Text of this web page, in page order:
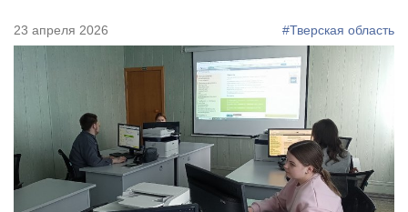
23 апреля 2026 #Тверская область